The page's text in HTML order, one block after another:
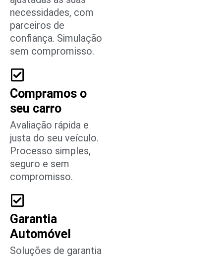
necessidades, com
parceiros de
confiança. Simulação
sem compromisso.
Compramos o
seu carro
Avaliação rápida e
justa do seu veículo.
Processo simples,
seguro e sem
compromisso.
Garantia
Automóvel
Soluções de garantia